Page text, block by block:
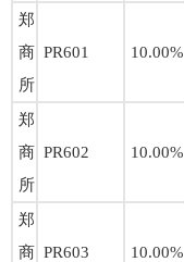
郑
商
所
PR601 10.00%
郑
商
所
PR602 10.00%
郑
商 PR603 10.00%